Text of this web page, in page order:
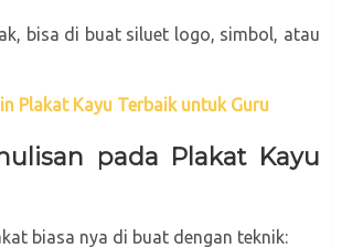
bisa di buat siluet logo, simbol, atau
Plakat Kayu Terbaik untuk Guru
pada Plakat Kayu
biasa nya di buat dengan teknik: